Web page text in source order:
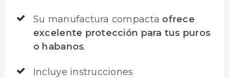
Su manufactura compacta ofrece
excelente protección para tus puros
o habanos.
Incluye instrucciones